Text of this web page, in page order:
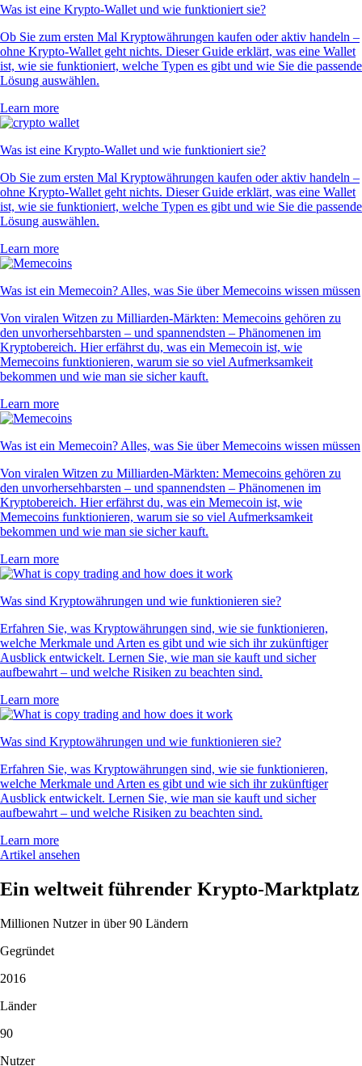
Was ist eine Krypto-Wallet und wie funktioniert sie?
Ob Sie zum ersten Mal Kryptowährungen kaufen oder aktiv handeln –
ohne Krypto-Wallet geht nichts. Dieser Guide erklärt, was eine Wallet
ist, wie sie funktioniert, welche Typen es gibt und wie Sie die passende
Lösung auswählen.
Learn more
Was ist eine Krypto-Wallet und wie funktioniert sie?
Ob Sie zum ersten Mal Kryptowährungen kaufen oder aktiv handeln –
ohne Krypto-Wallet geht nichts. Dieser Guide erklärt, was eine Wallet
ist, wie sie funktioniert, welche Typen es gibt und wie Sie die passende
Lösung auswählen.
Learn more
Was ist ein Memecoin? Alles, was Sie über Memecoins wissen müssen
Von viralen Witzen zu Milliarden-Märkten: Memecoins gehören zu
den unvorhersehbarsten – und spannendsten – Phänomenen im
Kryptobereich. Hier erfährst du, was ein Memecoin ist, wie
Memecoins funktionieren, warum sie so viel Aufmerksamkeit
bekommen und wie man sie sicher kauft.
Learn more
Was ist ein Memecoin? Alles, was Sie über Memecoins wissen müssen
Von viralen Witzen zu Milliarden-Märkten: Memecoins gehören zu
den unvorhersehbarsten – und spannendsten – Phänomenen im
Kryptobereich. Hier erfährst du, was ein Memecoin ist, wie
Memecoins funktionieren, warum sie so viel Aufmerksamkeit
bekommen und wie man sie sicher kauft.
Learn more
Was sind Kryptowährungen und wie funktionieren sie?
Erfahren Sie, was Kryptowährungen sind, wie sie funktionieren,
welche Merkmale und Arten es gibt und wie sich ihr zukünftiger
Ausblick entwickelt. Lernen Sie, wie man sie kauft und sicher
aufbewahrt – und welche Risiken zu beachten sind.
Learn more
Was sind Kryptowährungen und wie funktionieren sie?
Erfahren Sie, was Kryptowährungen sind, wie sie funktionieren,
welche Merkmale und Arten es gibt und wie sich ihr zukünftiger
Ausblick entwickelt. Lernen Sie, wie man sie kauft und sicher
aufbewahrt – und welche Risiken zu beachten sind.
Learn more
Artikel ansehen
Ein weltweit führender Krypto-Marktplatz
Millionen Nutzer in über 90 Ländern
Gegründet
2016
Länder
90
Nutzer